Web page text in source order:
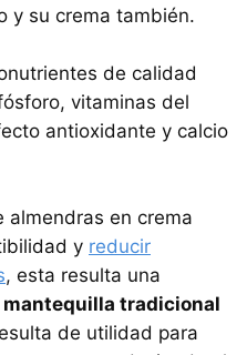
y su crema también.
de calidad
vitaminas del
antioxidante y calcio
almendras en crema
y reducir
, esta resulta una
tradicional
de utilidad para